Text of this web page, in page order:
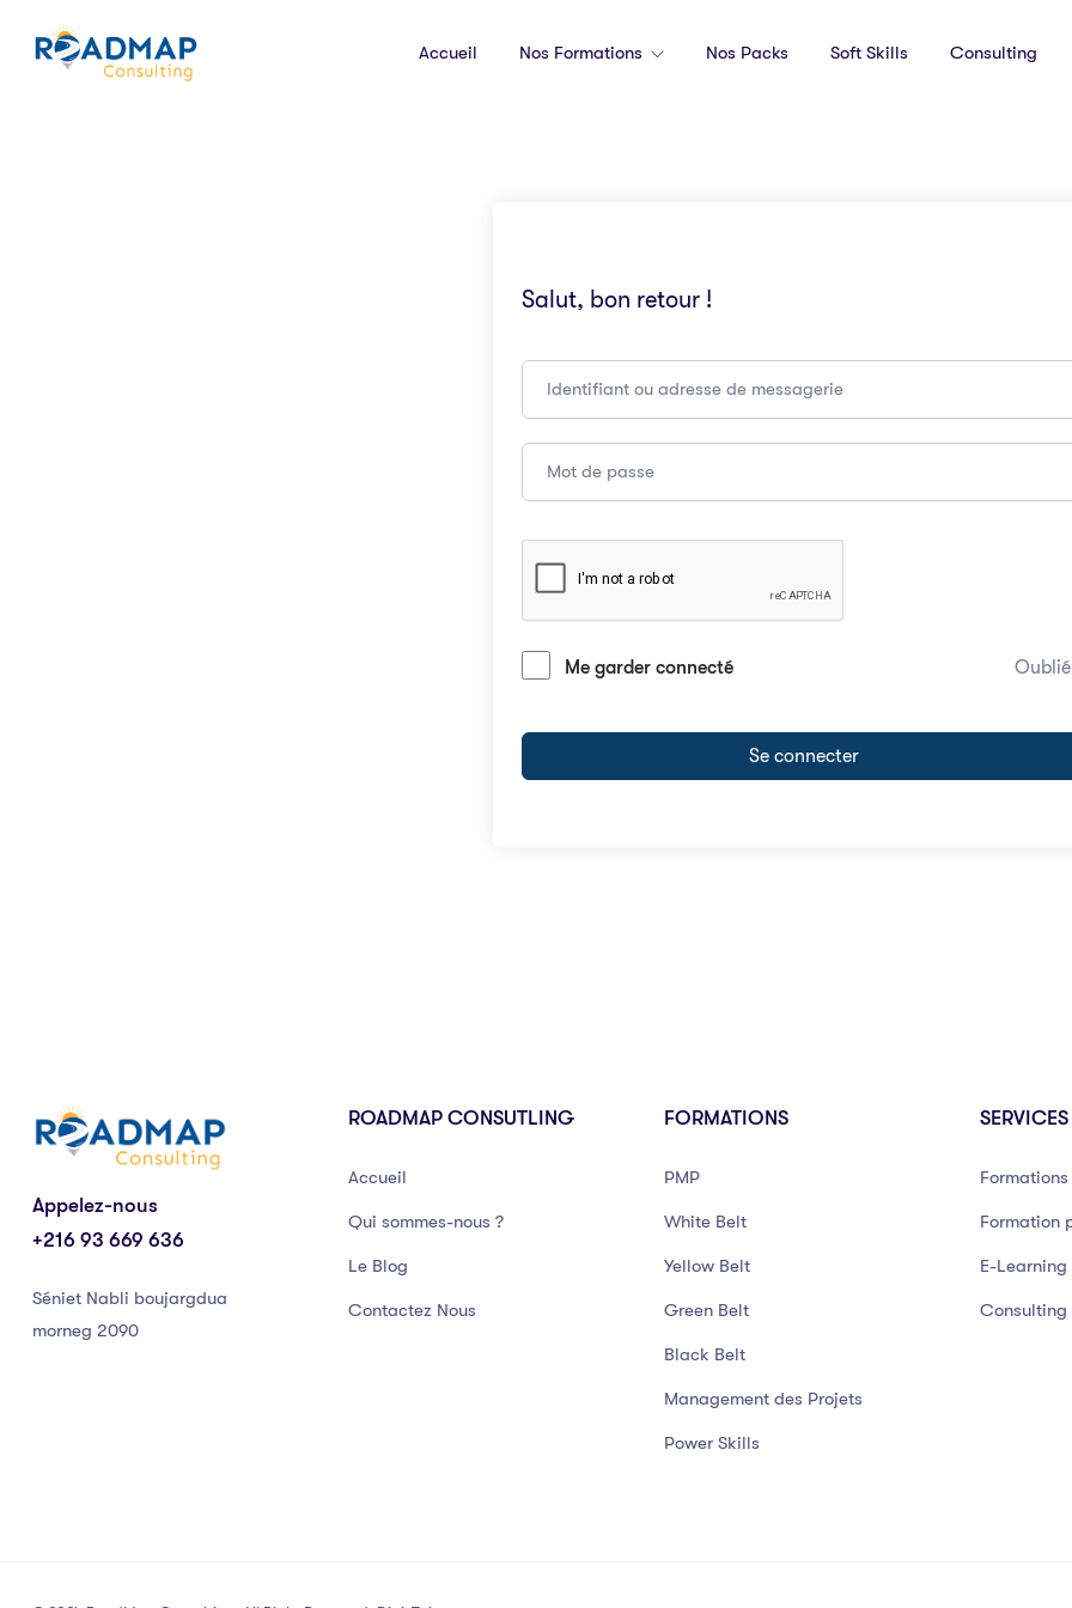
Accueil Nos Formations Nos Packs Soft Skills Consulting
Salut, bon retour !
Me garder connecté
Se connecter
Appelez-nous
+216 93 669 636
Séniet Nabli boujargdua
morneg 2090
ROADMAP CONSUTLING
Accueil
Qui sommes-nous ?
Le Blog
Contactez Nous
FORMATIONS
PMP
White Belt
Yellow Belt
Green Belt
Black Belt
Management des Projets
Power Skills
SERVICES
Formation
E-Learning
Consulting